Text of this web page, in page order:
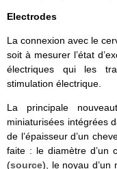
Electrodes
La connexion avec le
soit à mesurer l’état
électriques qui les
stimulation électrique.
La principale
miniaturisées intégrées
de l’épaisseur d’un
faite : le diamètre d’un
(source), le noyau d’un